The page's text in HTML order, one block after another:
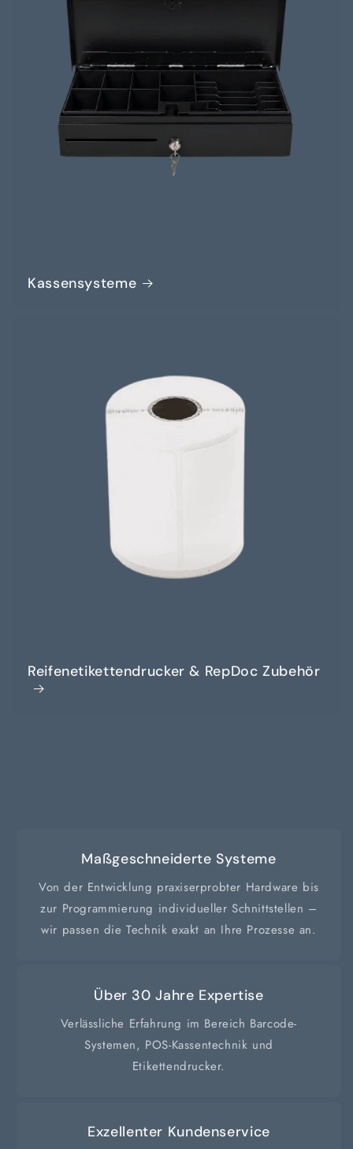
Kassensysteme
Reifenetikettendrucker & RepDoc Zubehör
Maßgeschneiderte Systeme
Von der Entwicklung praxiserprobter Hardware bis
zur Programmierung individueller Schnittstellen –
wir passen die Technik exakt an Ihre Prozesse an.
Über 30 Jahre Expertise
Verlässliche Erfahrung im Bereich Barcode-
Systemen, POS-Kassentechnik und
Etikettendrucker.
Exzellenter Kundenservice